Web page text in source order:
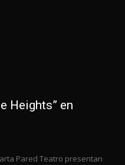
Heights” en
Pared Teatro presentan